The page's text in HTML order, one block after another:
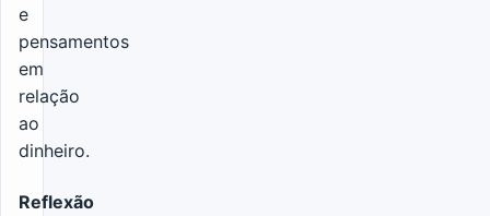
e
pensamentos
em
relação
ao
dinheiro.
Reflexão